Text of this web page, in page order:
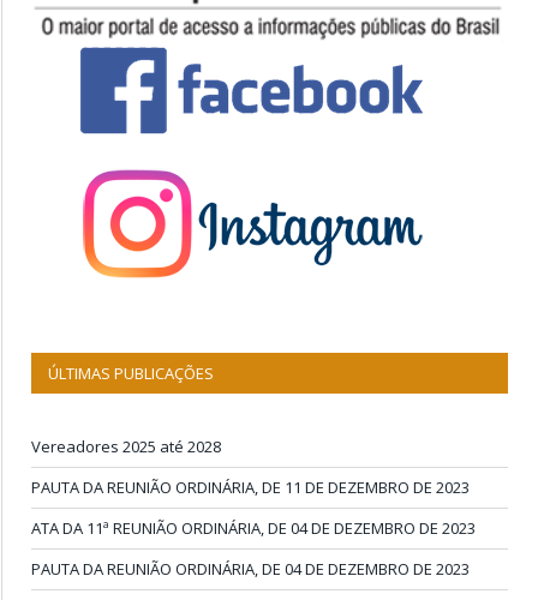
ÚLTIMAS PUBLICAÇÕES
Vereadores 2025 até 2028
PAUTA DA REUNIÃO ORDINÁRIA, DE 11 DE DEZEMBRO DE 2023
ATA DA 11ª REUNIÃO ORDINÁRIA, DE 04 DE DEZEMBRO DE 2023
PAUTA DA REUNIÃO ORDINÁRIA, DE 04 DE DEZEMBRO DE 2023